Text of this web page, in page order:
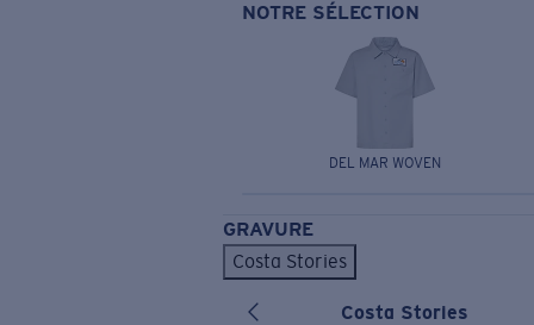
NOTRE SÉLECTION
DEL MAR WOVEN
GRAVURE
Costa Stories
Costa Stories